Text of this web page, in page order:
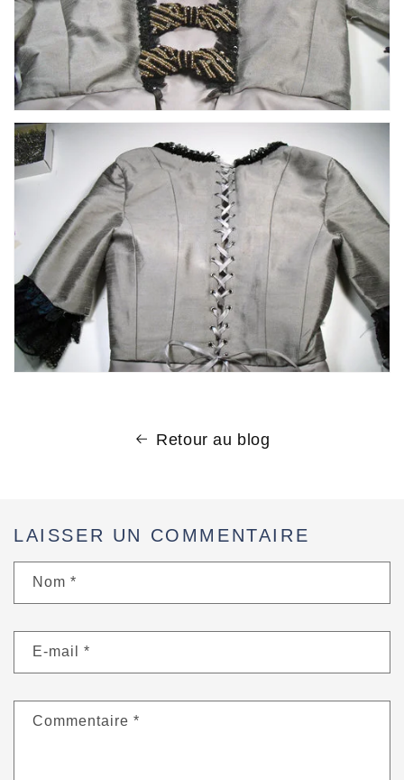
Retour au blog
LAISSER UN COMMENTAIRE
Nom *
E-mail *
Commentaire *